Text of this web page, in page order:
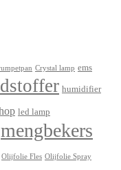
Crystal lamp ems
humidifier
led lamp
mengbekers
Olijfolie Fles Olijfolie Spray